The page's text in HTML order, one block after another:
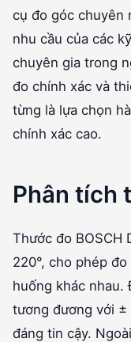
cụ đo góc chuyên
nhu cầu của các
chuyên gia trong
đo chính xác và
từng là lựa chọn
chính xác cao.
Phân tích
Thước đo BOSCH
220°, cho phép
huống khác nhau.
tương đương với ±
đáng tin cậy.